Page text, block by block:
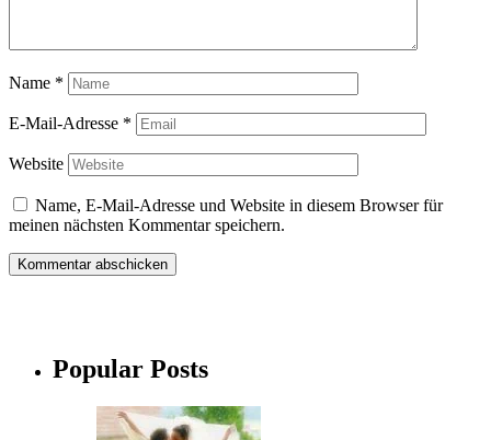
Name *
E-Mail-Adresse *
Website
Name, E-Mail-Adresse und Website in diesem Browser für
meinen nächsten Kommentar speichern.
Popular Posts